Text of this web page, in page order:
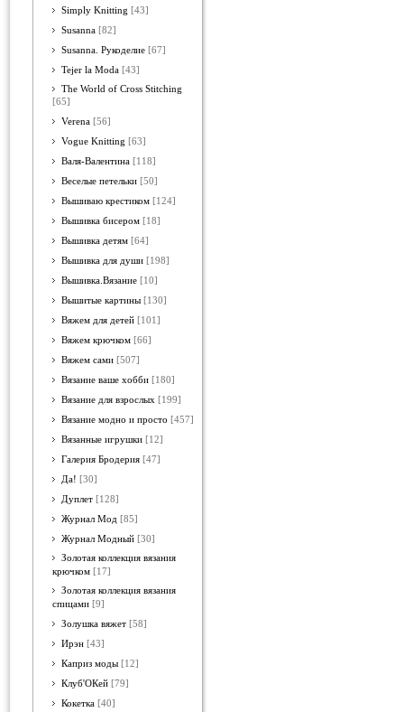
Simply Knitting [43]
Susanna [82]
Susanna. Рукоделие [67]
Tejer la Moda [43]
The World of Cross Stitching
[65]
Verena [56]
Vogue Knitting [63]
Валя-Валентина [118]
Веселые петельки [50]
Вышиваю крестиком [124]
Вышивка бисером [18]
Вышивка детям [64]
Вышивка для души [198]
Вышивка.Вязание [10]
Вышитые картины [130]
Вяжем для детей [101]
Вяжем крючком [66]
Вяжем сами [507]
Вязание ваше хобби [180]
Вязание для взрослых [199]
Вязание модно и просто [457]
Вязанные игрушки [12]
Галерия Бродерия [47]
Да! [30]
Дуплет [128]
Журнал Мод [85]
Журнал Модный [30]
Золотая коллекция вязания
крючком [17]
Золотая коллекция вязания
спицами [9]
Золушка вяжет [58]
Ирэн [43]
Каприз моды [12]
Клуб'ОКей [79]
Кокетка [40]